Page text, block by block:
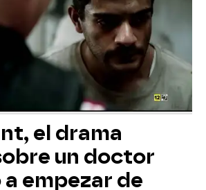
el drama
un doctor
empezar de